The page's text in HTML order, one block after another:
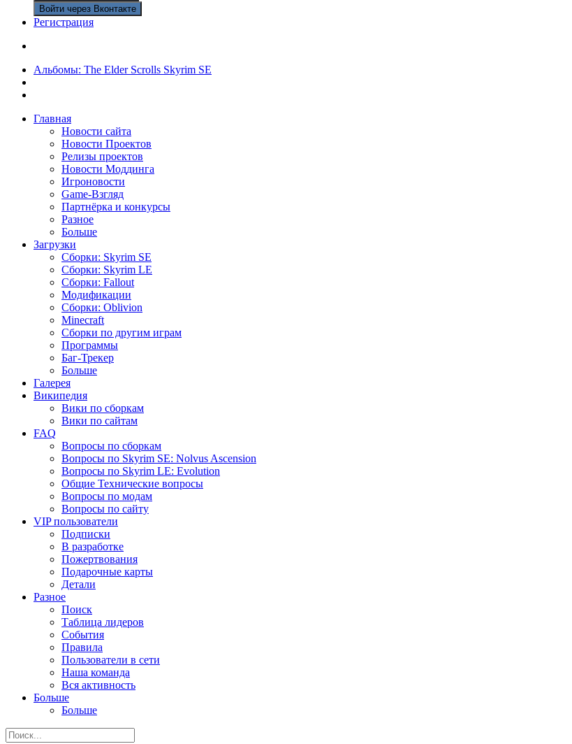
Войти через Вконтакте
Регистрация
Альбомы: The Elder Scrolls Skyrim SE
Главная
Новости сайта
Новости Проектов
Релизы проектов
Новости Моддинга
Игроновости
Game-Взгляд
Партнёрка и конкурсы
Разное
Больше
Загрузки
Сборки: Skyrim SE
Сборки: Skyrim LE
Сборки: Fallout
Модификации
Сборки: Oblivion
Minecraft
Сборки по другим играм
Программы
Баг-Трекер
Больше
Галерея
Википедия
Вики по сборкам
Вики по сайтам
FAQ
Вопросы по сборкам
Вопросы по Skyrim SE: Nolvus Ascension
Вопросы по Skyrim LE: Evolution
Общие Технические вопросы
Вопросы по модам
Вопросы по сайту
VIP пользователи
Подписки
В разработке
Пожертвования
Подарочные карты
Детали
Разное
Поиск
Таблица лидеров
События
Правила
Пользователи в сети
Наша команда
Вся активность
Больше
Больше